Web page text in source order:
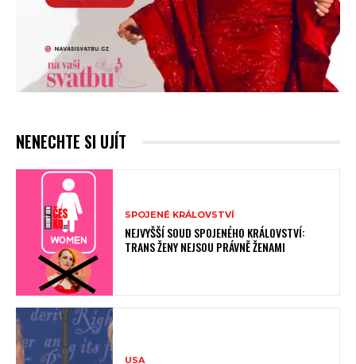
NENECHTE SI UJÍT
SPOJENÉ KRÁLOVSTVÍ
NEJVYŠŠÍ SOUD SPOJENÉHO KRÁLOVSTVÍ:
TRANS ŽENY NEJSOU PRÁVNĚ ŽENAMI
USA